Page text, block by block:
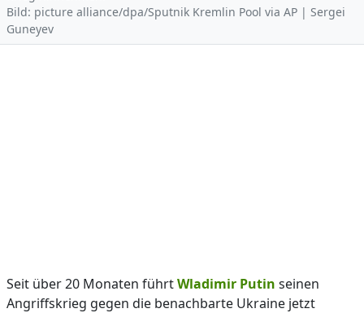
Bild: picture alliance/dpa/Sputnik Kremlin Pool via AP | Sergei
Guneyev
Seit über 20 Monaten führtWladimir Putin seinen
Angriffskrieg gegen die benachbarte Ukraine jetzt